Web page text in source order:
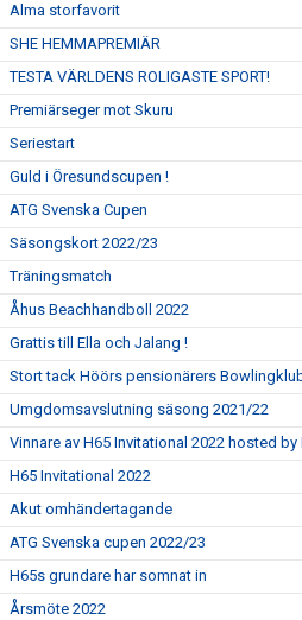
Alma storfavorit
SHE HEMMAPREMIÄR
TESTA VÄRLDENS ROLIGASTE SPORT!
Premiärseger mot Skuru
Seriestart
Guld i Öresundscupen !
ATG Svenska Cupen
Säsongskort 2022/23
Träningsmatch
Åhus Beachhandboll 2022
Grattis till Ella och Jalang !
Stort tack Höörs pensionärers
Umgdomsavslutning säsong 2021/22
Vinnare av H65 Invitational 2022 hosted
H65 Invitational 2022
Akut omhändertagande
ATG Svenska cupen 2022/23
H65s grundare har somnat in
Årsmöte 2022